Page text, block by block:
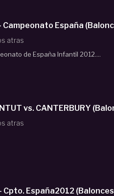
Campeonato España
atras
de España Infantil 2012....
Cpto. EspaÑa INFANTIL: JOVENTUT vs.
atras
Cpto. España2012